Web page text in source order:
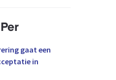
gaat een
in